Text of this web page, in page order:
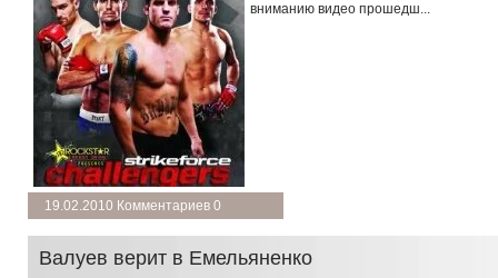
вниманию видео прошедш...
19.02.2010 Комментариев 0
Валуев верит в Емельяненко